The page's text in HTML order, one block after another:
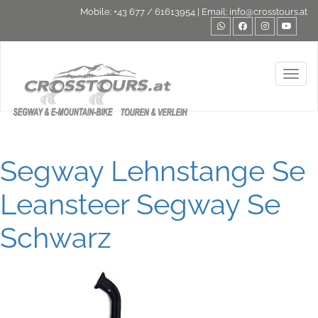
Mobile: +43 677 / 61613954 | Email: info@crosstours.at
Segway Lehnstange Se
Leansteer Segway Se
Schwarz